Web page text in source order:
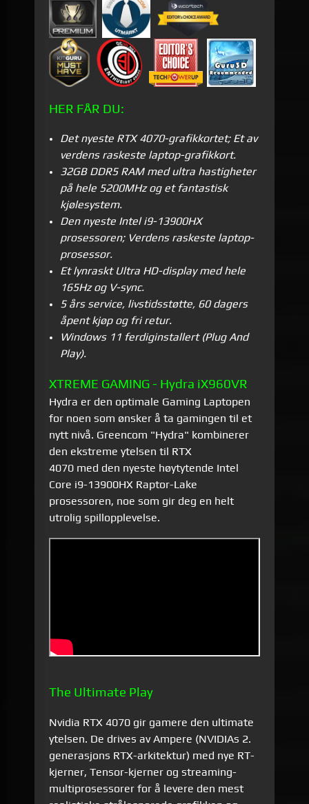
HER FÅR DU:
Det nyeste RTX 4070-grafikkortet; Et av
verdens raskeste laptop-grafikkort.
32GB DDR5 RAM med ultra hastigheter
på hele 5200MHz og et fantastisk
kjølesystem.
Den nyeste Intel i9-13900HX
prosessoren; Verdens raskeste laptop-
prosessor.
Et lynraskt Ultra HD-display med hele
165Hz og V-sync.
5 års service, livstidsstøtte, 60 dagers
åpent kjøp og fri retur.
Windows 11 ferdiginstallert (Plug And
Play).
XTREME GAMING - Hydra iX960VR
Hydra er den optimale Gaming Laptopen
for noen som ønsker å ta gamingen til et
nytt nivå. Greencom "Hydra" kombinerer
den ekstreme ytelsen til RTX
4070 med den nyeste høytytende Intel
Core i9-13900HX Raptor-Lake
prosessoren, noe som gir deg en helt
utrolig spillopplevelse.
The Ultimate Play
Nvidia RTX 4070 gir gamere den ultimate
ytelsen. De drives av Ampere (NVIDIAs 2.
generasjons RTX-arkitektur) med nye RT-
kjerner, Tensor-kjerner og streaming-
multiprosessorer for å levere den mest